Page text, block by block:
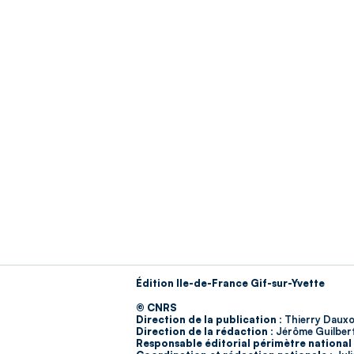
Édition Ile-de-France Gif-sur-Yvette
© CNRS
Direction de la publication : Thierry
Direction de la rédaction : Jérôme
Responsable éditorial périmètre national